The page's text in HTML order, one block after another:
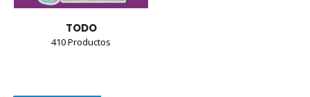
TODO
410Productos